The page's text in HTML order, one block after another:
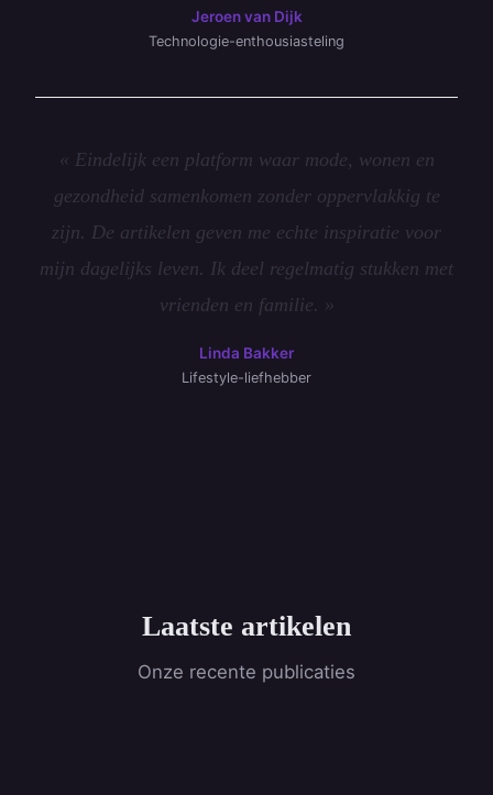
Jeroen van Dijk
Technologie-enthousiasteling
« Eindelijk een platform waar mode, wonen en
gezondheid samenkomen zonder oppervlakkig te
zijn. De artikelen geven me echte inspiratie voor
mijn dagelijks leven. Ik deel regelmatig stukken met
vrienden en familie. »
Linda Bakker
Lifestyle-liefhebber
Laatste artikelen
Onze recente publicaties